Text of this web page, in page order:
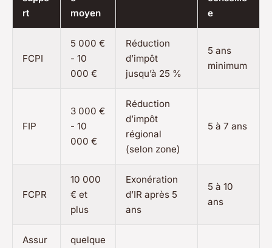
rt
moyen
e
FCPI
5 000 €
- 10
000 €
Réduction
d’impôt
jusqu’à 25 %
5 ans
minimum
FIP
3 000 €
- 10
000 €
Réduction
d’impôt
régional
(selon zone)
5 à 7 ans
FCPR
10 000
€ et
plus
Exonération
d’IR après 5
ans
5 à 10
ans
Assur
quelque